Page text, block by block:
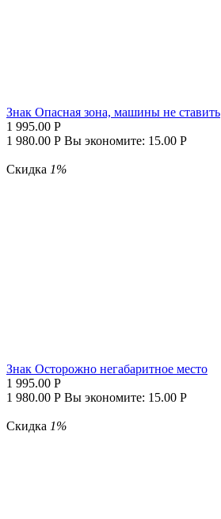
Знак Опасная зона, машины не ставить
1 995.00 Р
1 980.00 Р Вы экономите: 15.00 Р
Скидка 1%
Знак Осторожно негабаритное место
1 995.00 Р
1 980.00 Р Вы экономите: 15.00 Р
Скидка 1%